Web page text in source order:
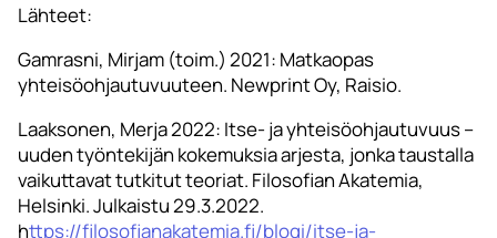
Lähteet:
Gamrasni, Mirjam (toim.) 2021: Matkaopas
yhteisöohjautuvuuteen. Newprint Oy, Raisio.
Laaksonen, Merja 2022: Itse- ja yhteisöohjautuvuus –
uuden työntekijän kokemuksia arjesta, jonka taustalla
vaikuttavat tutkitut teoriat. Filosofian Akatemia,
Helsinki. Julkaistu 29.3.2022.
https://filosofianakatemia.fi/blogi/itse-ja-